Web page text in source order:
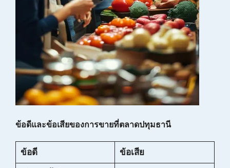
ข้อดีและข้อเสียของการขายที่ตลาดปทุมธานี
ข้อดี ข้อเสีย